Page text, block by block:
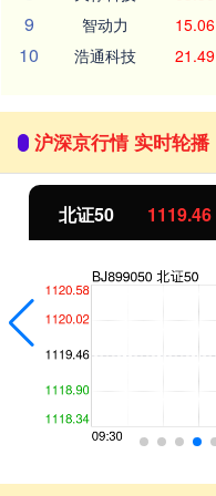
9 智动力 15.06
10 浩通科技 21.49
沪深京行情 实时轮播
创业板指 0.00